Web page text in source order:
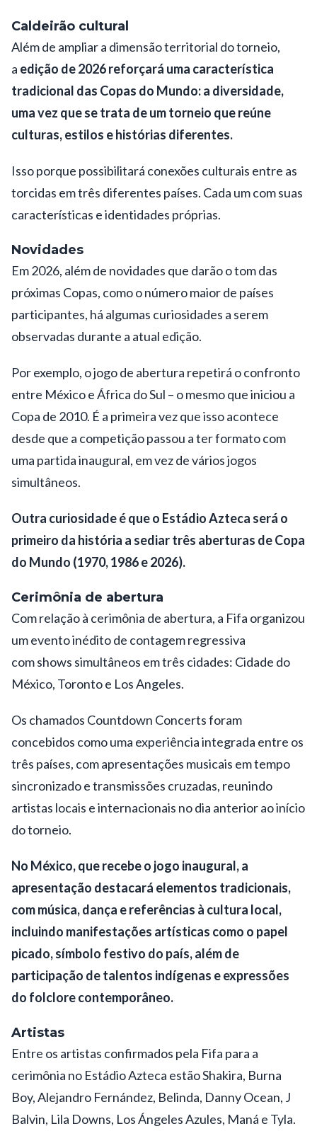
Caldeirão cultural
Além de ampliar a dimensão territorial do torneio,
a edição de 2026 reforçará uma característica
tradicional das Copas do Mundo: a diversidade,
uma vez que se trata de um torneio que reúne
culturas, estilos e histórias diferentes.
Isso porque possibilitará conexões culturais entre as
torcidas em três diferentes países. Cada um com suas
características e identidades próprias.
Novidades
Em 2026, além de novidades que darão o tom das
próximas Copas, como o número maior de países
participantes, há algumas curiosidades a serem
observadas durante a atual edição.
Por exemplo, o jogo de abertura repetirá o confronto
entre México e África do Sul – o mesmo que iniciou a
Copa de 2010. É a primeira vez que isso acontece
desde que a competição passou a ter formato com
uma partida inaugural, em vez de vários jogos
simultâneos.
Outra curiosidade é que o Estádio Azteca será o
primeiro da história a sediar três aberturas de Copa
do Mundo (1970, 1986 e 2026).
Cerimônia de abertura
Com relação à cerimônia de abertura, a Fifa organizou
um evento inédito de contagem regressiva
com shows simultâneos em três cidades: Cidade do
México, Toronto e Los Angeles.
Os chamados Countdown Concerts foram
concebidos como uma experiência integrada entre os
três países, com apresentações musicais em tempo
sincronizado e transmissões cruzadas, reunindo
artistas locais e internacionais no dia anterior ao início
do torneio.
No México, que recebe o jogo inaugural, a
apresentação destacará elementos tradicionais,
com música, dança e referências à cultura local,
incluindo manifestações artísticas como o papel
picado, símbolo festivo do país, além de
participação de talentos indígenas e expressões
do folclore contemporâneo.
Artistas
Entre os artistas confirmados pela Fifa para a
cerimônia no Estádio Azteca estão Shakira, Burna
Boy, Alejandro Fernández, Belinda, Danny Ocean, J
Balvin, Lila Downs, Los Ángeles Azules, Maná e Tyla.